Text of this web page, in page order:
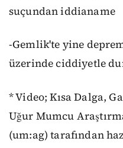
suçundan iddianame
-Gemlik'te yine
üzerinde ciddiyetle
* Video; Kısa Dalga,
Uğur Mumcu
(um:ag) tarafından